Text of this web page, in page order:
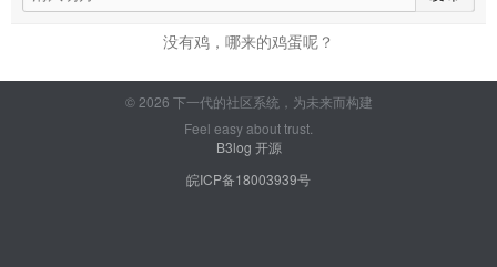
没有鸡，哪来的鸡蛋呢？
© 2026 下一代的社区系统，为未来而构建
Feel easy about trust.
B3log 开源
皖ICP备18003939号